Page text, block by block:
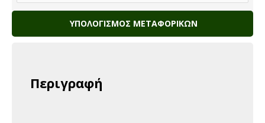
ΥΠΟΛΟΓΙΣΜΌΣ ΜΕΤΑΦΟΡΙΚΏΝ
Περιγραφή